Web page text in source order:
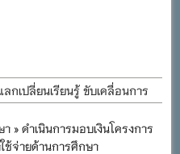
กเปลี่ยนเรียนรู้ ขับเคลื่อนการ
กรรมพืชอันเนื่องมาจากพระ
า » ดำเนินการมอบเงินโครงการ
ช้จ่ายด้านการศึกษา